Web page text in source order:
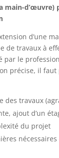
main-d’œuvre)
d’une
de travaux à
par le
précise, il faut
des travaux
ajout d’un
du projet